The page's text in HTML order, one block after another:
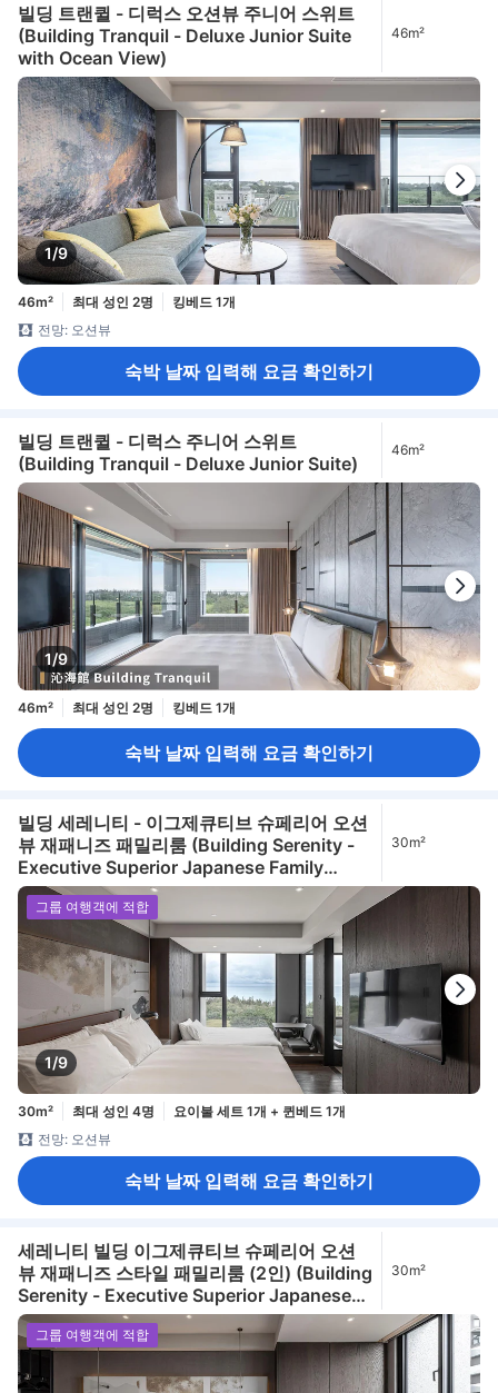
빌딩 트랜퀼 - 디럭스 오션뷰 주니어 스위트
(Building Tranquil - Deluxe Junior Suite
with Ocean View)
46m²
1/9
46m² 최대 성인 2명
킹베드 1개
전망: 오션뷰
숙박 날짜 입력해 요금 확인하기
빌딩 트랜퀼 - 디럭스 주니어 스위트
(Building Tranquil - Deluxe Junior Suite)
46m²
1/9
46m² 최대 성인 2명 킹베드 1개
숙박 날짜 입력해 요금 확인하기
빌딩 세레니티 - 이그제큐티브 슈페리어 오션
뷰 재패니즈 패밀리룸 (Building Serenity -
Executive Superior Japanese Family
Room with Ocean View)
30m²
1/9
그룹 여행객에 적합
30m² 최대 성인 4명
요이불 세트 1개 + 퀸베드 1개
전망: 오션뷰
숙박 날짜 입력해 요금 확인하기
세레니티 빌딩 이그제큐티브 슈페리어 오션
뷰 재패니즈 스타일 패밀리룸 (2인) (Building
Serenity - Executive Superior Japanese
Family Room with Ocean View for 2
People)
30m²
그룹 여행객에 적합